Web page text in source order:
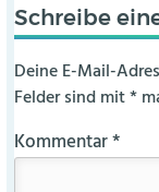
Schreibe
Deine E-Mail-
Felder sind mit*
Kommentar*